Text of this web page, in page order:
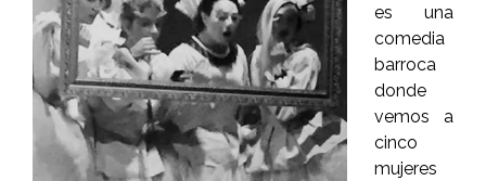
es una
comedia
barroca
donde
vemos a
cinco
mujeres